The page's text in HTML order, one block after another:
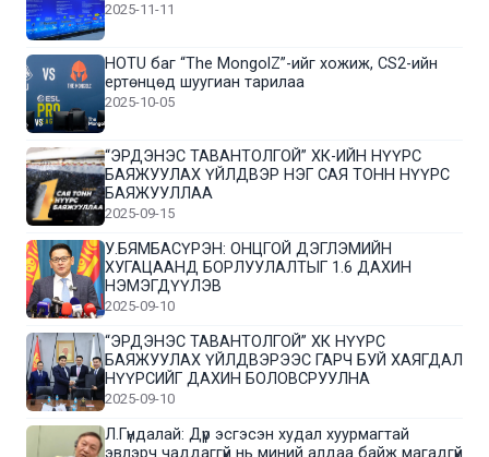
2025-11-11
HOTU баг “The MongolZ”-ийг хожиж, CS2-ийн
ертөнцөд шуугиан тарилаа
2025-10-05
“ЭРДЭНЭС ТАВАНТОЛГОЙ” ХК-ИЙН НҮҮРС
БАЯЖУУЛАХ ҮЙЛДВЭР НЭГ САЯ ТОНН НҮҮРС
БАЯЖУУЛЛАА
2025-09-15
У.БЯМБАСҮРЭН: ОНЦГОЙ ДЭГЛЭМИЙН
ХУГАЦААНД БОРЛУУЛАЛТЫГ 1.6 ДАХИН
НЭМЭГДҮҮЛЭВ
2025-09-10
“ЭРДЭНЭС ТАВАНТОЛГОЙ” ХК НҮҮРС
БАЯЖУУЛАХ ҮЙЛДВЭРЭЭС ГАРЧ БУЙ ХАЯГДАЛ
НҮҮРСИЙГ ДАХИН БОЛОВСРУУЛНА
2025-09-10
Л.Гүндалай: Дүр эсгэсэн худал хуурмагтай